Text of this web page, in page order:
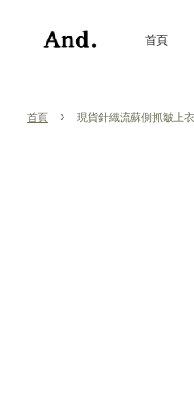
首頁
首頁 › 現貨針織流蘇側抓皺上